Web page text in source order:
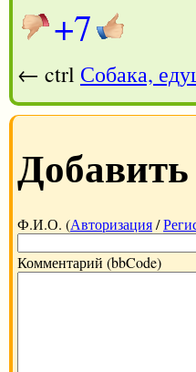
+7
← ctrl Собака,
Ф.И.О. (Авторизация/
Комментарий (bbCode)